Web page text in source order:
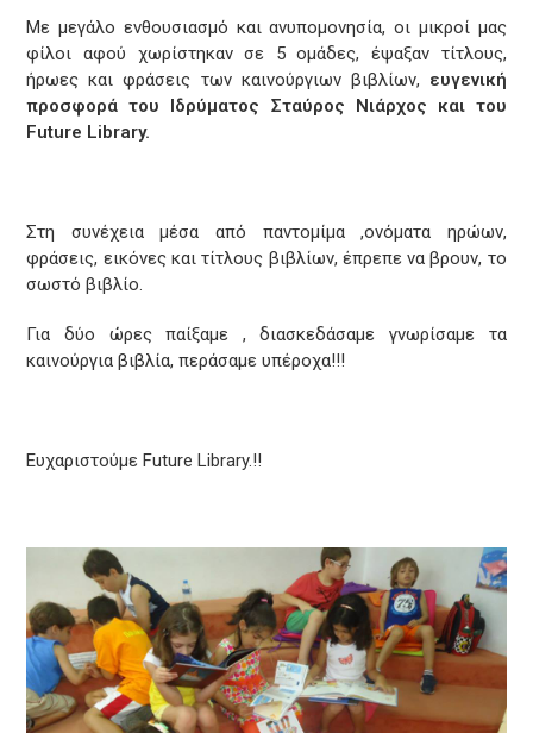
Με μεγάλο ενθουσιασμό και ανυπομονησία, οι μικροί μας
φίλοι αφού χωρίστηκαν σε 5 ομάδες, έψαξαν τίτλους,
ήρωες και φράσεις των καινούργιων βιβλίων, ευγενική
προσφορά του Ιδρύματος Σταύρος Νιάρχος και του
Future Library.
Στη συνέχεια μέσα από παντομίμα ,ονόματα ηρώων,
φράσεις, εικόνες και τίτλους βιβλίων, έπρεπε να βρουν, το
σωστό βιβλίο.
Για δύο ώρες παίξαμε , διασκεδάσαμε γνωρίσαμε τα
καινούργια βιβλία, περάσαμε υπέροχα!!!
Ευχαριστούμε Future Library.!!